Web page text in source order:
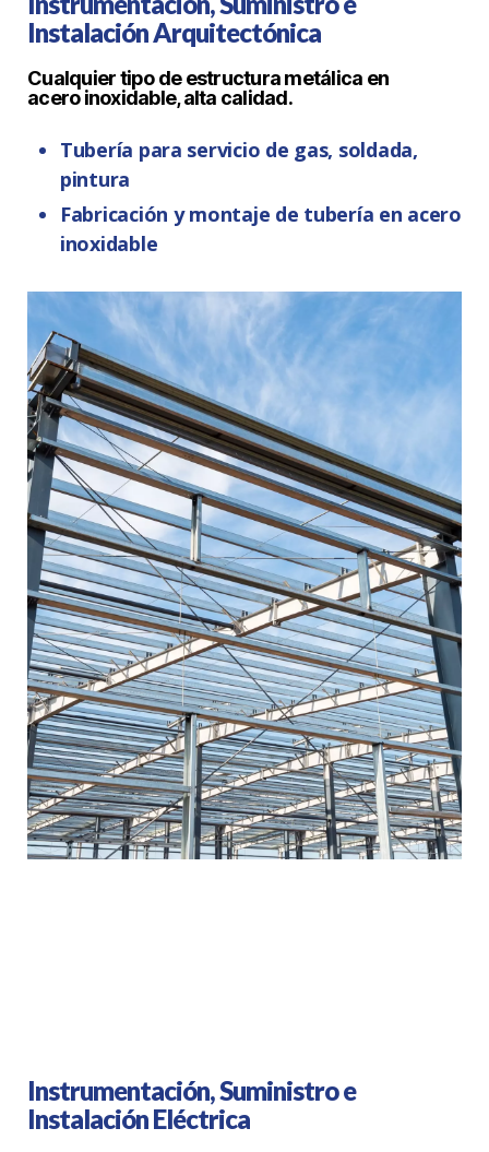
Instalación Arquitectónica
Cualquier tipo de estructura metálica en
acero inoxidable, alta calidad.
Tubería para servicio de gas, soldada,
pintura
Fabricación y montaje de tubería en acero
inoxidable
Instrumentación, Suministro e
Instalación Eléctrica